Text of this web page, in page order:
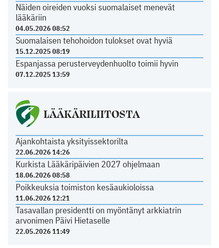
Näiden oireiden vuoksi suomalaiset menevät
lääkäriin
04.05.2026 08:52
Suomalaisen tehohoidon tulokset ovat hyviä
15.12.2025 08:19
Espanjassa perusterveydenhuolto toimii hyvin
07.12.2025 13:59
LÄÄKÄRILIITOSTA
Ajankohtaista yksityissektorilta
22.06.2026 14:26
Kurkista Lääkäripäivien 2027 ohjelmaan
18.06.2026 08:58
Poikkeuksia toimiston kesäaukioloissa
11.06.2026 12:21
Tasavallan presidentti on myöntänyt arkkiatrin
arvonimen Päivi Hietaselle
22.05.2026 11:49